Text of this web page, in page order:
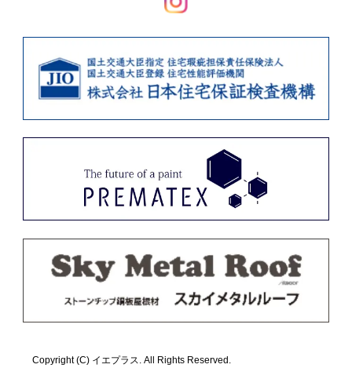
Copyright (C) イエプラス. All Rights Reserved.